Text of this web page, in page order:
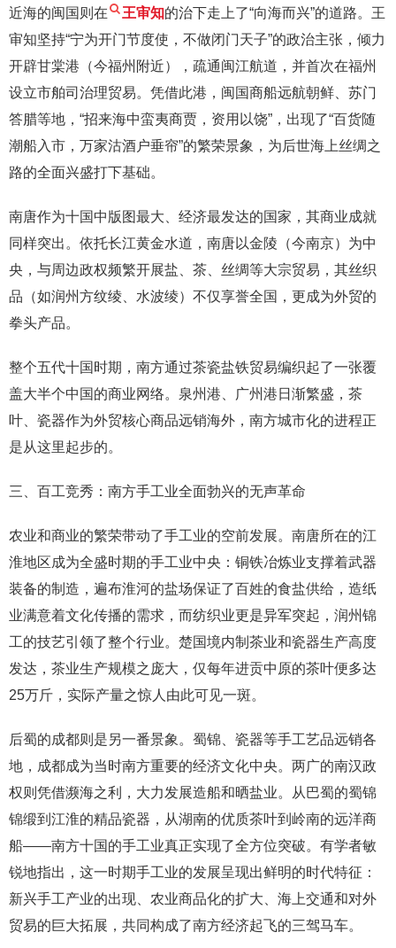
近海的闽国则在 王审知的治下走上了“向海而兴”的道路。王
审知坚持“宁为开门节度使，不做闭门天子”的政治主张，倾力
开辟甘棠港（今福州附近），疏通闽江航道，并首次在福州
设立市舶司治理贸易。凭借此港，闽国商船远航朝鲜、苏门
答腊等地，“招来海中蛮夷商贾，资用以饶”，出现了“百货随
潮船入市，万家沽酒户垂帘”的繁荣景象，为后世海上丝绸之
路的全面兴盛打下基础。
南唐作为十国中版图最大、经济最发达的国家，其商业成就
同样突出。依托长江黄金水道，南唐以金陵（今南京）为中
央，与周边政权频繁开展盐、茶、丝绸等大宗贸易，其丝织
品（如润州方纹绫、水波绫）不仅享誉全国，更成为外贸的
拳头产品。
整个五代十国时期，南方通过茶瓷盐铁贸易编织起了一张覆
盖大半个中国的商业网络。泉州港、广州港日渐繁盛，茶
叶、瓷器作为外贸核心商品远销海外，南方城市化的进程正
是从这里起步的。
三、百工竞秀：南方手工业全面勃兴的无声革命
农业和商业的繁荣带动了手工业的空前发展。南唐所在的江
淮地区成为全盛时期的手工业中央：铜铁冶炼业支撑着武器
装备的制造，遍布淮河的盐场保证了百姓的食盐供给，造纸
业满意着文化传播的需求，而纺织业更是异军突起，润州锦
工的技艺引领了整个行业。楚国境内制茶业和瓷器生产高度
发达，茶业生产规模之庞大，仅每年进贡中原的茶叶便多达
25万斤，实际产量之惊人由此可见一斑。
后蜀的成都则是另一番景象。蜀锦、瓷器等手工艺品远销各
地，成都成为当时南方重要的经济文化中央。两广的南汉政
权则凭借濒海之利，大力发展造船和晒盐业。从巴蜀的蜀锦
锦缎到江淮的精品瓷器，从湖南的优质茶叶到岭南的远洋商
船——南方十国的手工业真正实现了全方位突破。有学者敏
锐地指出，这一时期手工业的发展呈现出鲜明的时代特征：
新兴手工产业的出现、农业商品化的扩大、海上交通和对外
贸易的巨大拓展，共同构成了南方经济起飞的三驾马车。